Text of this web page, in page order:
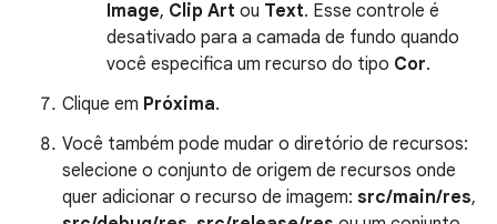
Image, Clip Art ou Text. Esse controle é
desativado para a camada de fundo quando
você especifica um recurso do tipo Cor.
Clique em Próxima.
Você também pode mudar o diretório de recursos:
selecione o conjunto de origem de recursos onde
quer adicionar o recurso de imagem: src/main/res,